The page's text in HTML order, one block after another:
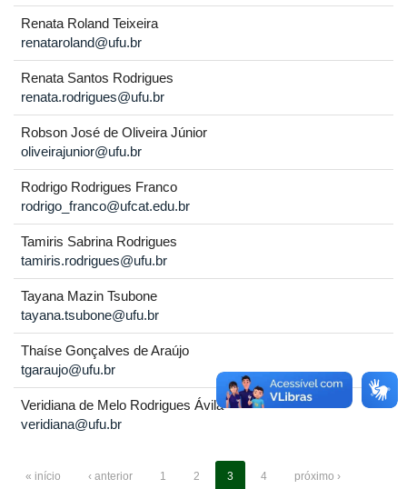
Renata Roland Teixeira
renataroland@ufu.br
Renata Santos Rodrigues
renata.rodrigues@ufu.br
Robson José de Oliveira Júnior
oliveirajunior@ufu.br
Rodrigo Rodrigues Franco
rodrigo_franco@ufcat.edu.br
Tamiris Sabrina Rodrigues
tamiris.rodrigues@ufu.br
Tayana Mazin Tsubone
tayana.tsubone@ufu.br
Thaíse Gonçalves de Araújo
tgaraujo@ufu.br
Veridiana de Melo Rodrigues Ávila
veridiana@ufu.br
« início ‹ anterior 1 2 3 4 próximo ›